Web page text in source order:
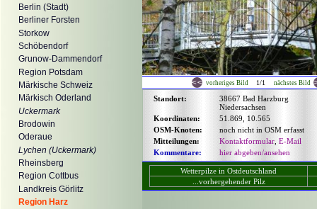
Berlin (Stadt)
Berliner Forsten
Storkow
Schöbendorf
Grunow-Dammendorf
Region Potsdam
Märkische Schweiz
Märkisch Oderland
Uckermark
Brodowin
Oderaue
Lychen (Uckermark)
Rheinsberg
Region Cottbus
Landkreis Görlitz
Region Harz
vorheriges Bild 1/1 nächstes Bild
Standort:
38667 Bad Harzburg
Niedersachsen
Koordinaten:
51.869, 10.565
OSM-Knoten:
noch nicht in OSM erfasst
Mitteilungen:
Kontaktformular E-Mail
Kommentare:
hier abgeben/ansehen
Wetterpilze in Ostdeutschland
...vorhergehender Pilz